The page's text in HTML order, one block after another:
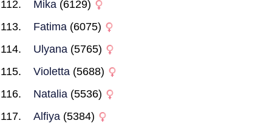
Mika (6129)
Fatima (6075)
Ulyana (5765)
Violetta (5688)
Natalia (5536)
Alfiya (5384)